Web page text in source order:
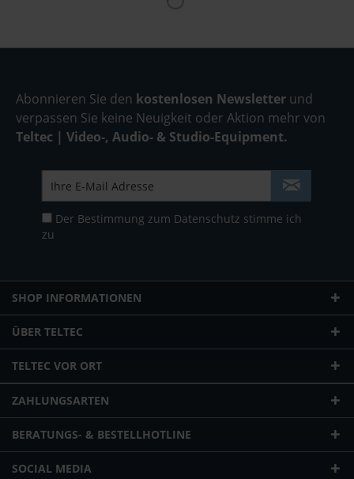
Abonnieren Sie den kostenlosen Newsletter und
verpassen Sie keine Neuigkeit oder Aktion mehr von
Teltec | Video-, Audio- & Studio-Equipment.
Der Bestimmung zum Datenschutz stimme ich
zu
SHOP INFORMATIONEN
ÜBER TELTEC
TELTEC VOR ORT
ZAHLUNGSARTEN
BERATUNGS- & BESTELLHOTLINE
SOCIAL MEDIA